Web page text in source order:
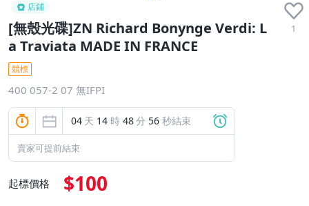
店鋪
[無殼光碟]ZN Richard Bonynge Verdi: L
a Traviata MADE IN FRANCE
1
競標
400 057-2 07 無IFPI
04 天 14 時 48分 55 秒結束
賣家可提前結束
起標價格 $100